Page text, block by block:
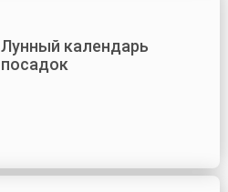
Лунный календарь
посадок